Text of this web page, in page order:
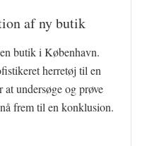
af ny butik
butik i København.
herretøj til en
undersøge og prøve
frem til en konklusion.